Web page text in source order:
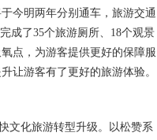
今明两年分别通车，旅游交通
成了35个旅游厕所、18个观景
点，为游客提供更好的保障服
让游客有了更好的旅游体验。
文化旅游转型升级。以松赞系